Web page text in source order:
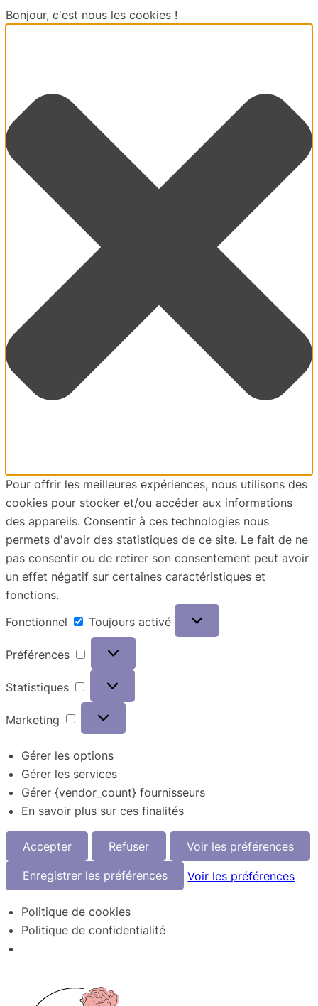
Bonjour, c'est nous les cookies !
Pour offrir les meilleures expériences, nous utilisons des
cookies pour stocker et/ou accéder aux informations
des appareils. Consentir à ces technologies nous
permets d'avoir des statistiques de ce site. Le fait de ne
pas consentir ou de retirer son consentement peut avoir
un effet négatif sur certaines caractéristiques et
fonctions.
Fonctionnel
Toujours activé
Préférences
Statistiques
Marketing
Gérer les options
Gérer les services
Gérer {vendor_count} fournisseurs
En savoir plus sur ces finalités
Accepter Refuser Voir les préférences
Enregistrer les préférences Voir les préférences
Politique de cookies
Politique de confidentialité